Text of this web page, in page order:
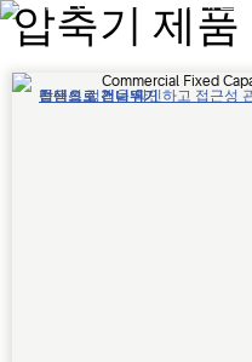
접근성 정책을 확인하고 접근성
탐색으로 건너뛰기
콘텐츠로 건너뛰기
검색으로 건너뛰기
압축기 제품